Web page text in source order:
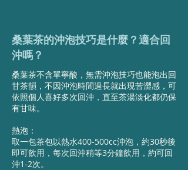
桑葉茶的沖泡技巧是什麼？適合回
沖嗎？
桑葉茶不含單寧酸，無需沖泡技巧也能泡出回
甘茶韻，不因沖泡時間過長就出現苦澀感，可
依照個人喜好多次回沖，直至茶湯淡化都仍保
有甘味。
熱泡：
取一包茶包以熱水400-500cc沖泡，約30秒後
即可飲用，每次回沖稍等3分鐘飲用，約可回
沖1-2次。